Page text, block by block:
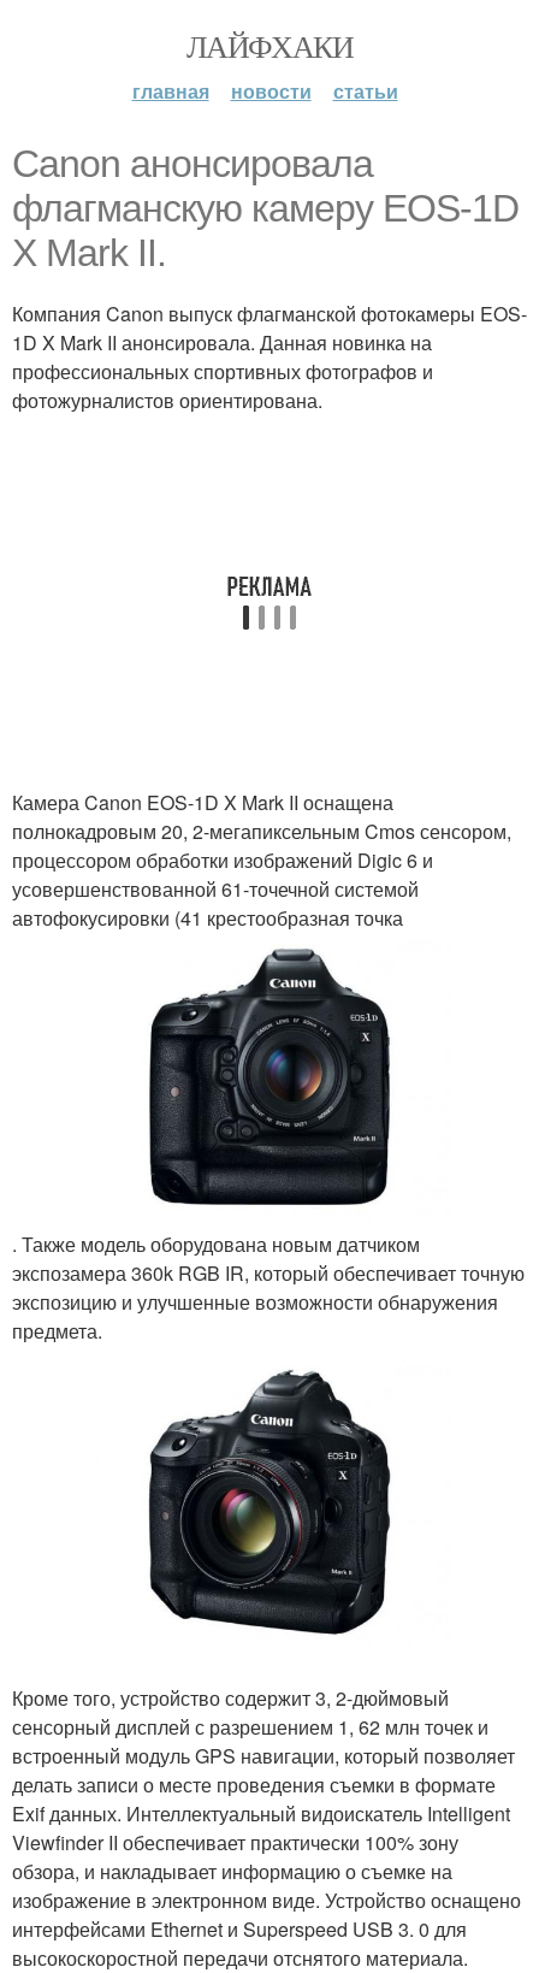
ЛАЙФХАКИ
главная новости статьи
Canon анонсировала
флагманскую камеру EOS-1D
X Mark II.
Компания Canon выпуск флагманской фотокамеры EOS-
1D X Mark II анонсировала. Данная новинка на
профессиональных спортивных фотографов и
фотожурналистов ориентирована.
Камера Canon EOS-1D X Mark II оснащена
полнокадровым 20, 2-мегапиксельным Cmos сенсором,
процессором обработки изображений Digic 6 и
усовершенствованной 61-точечной системой
автофокусировки (41 крестообразная точка
. Также модель оборудована новым датчиком
экспозамера 360k RGB IR, который обеспечивает точную
экспозицию и улучшенные возможности обнаружения
предмета.
Кроме того, устройство содержит 3, 2-дюймовый
сенсорный дисплей с разрешением 1, 62 млн точек и
встроенный модуль GPS навигации, который позволяет
делать записи о месте проведения съемки в формате
Exif данных. Интеллектуальный видоискатель Intelligent
Viewfinder II обеспечивает практически 100% зону
обзора, и накладывает информацию о съемке на
изображение в электронном виде. Устройство оснащено
интерфейсами Ethernet и Superspeed USB 3. 0 для
высокоскоростной передачи отснятого материала.